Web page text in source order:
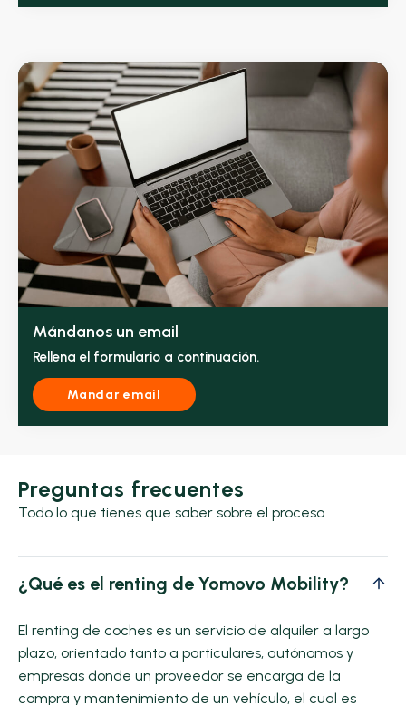
Mándanos un email
Rellena el formulario a continuación.
Mandar email
Preguntas frecuentes
Todo lo que tienes que saber sobre el proceso
¿Qué es el renting de Yomovo Mobility?
El renting de coches es un servicio de alquiler a largo
plazo, orientado tanto a particulares, autónomos y
empresas donde un proveedor se encarga de la
compra y mantenimiento de un vehículo, el cual es